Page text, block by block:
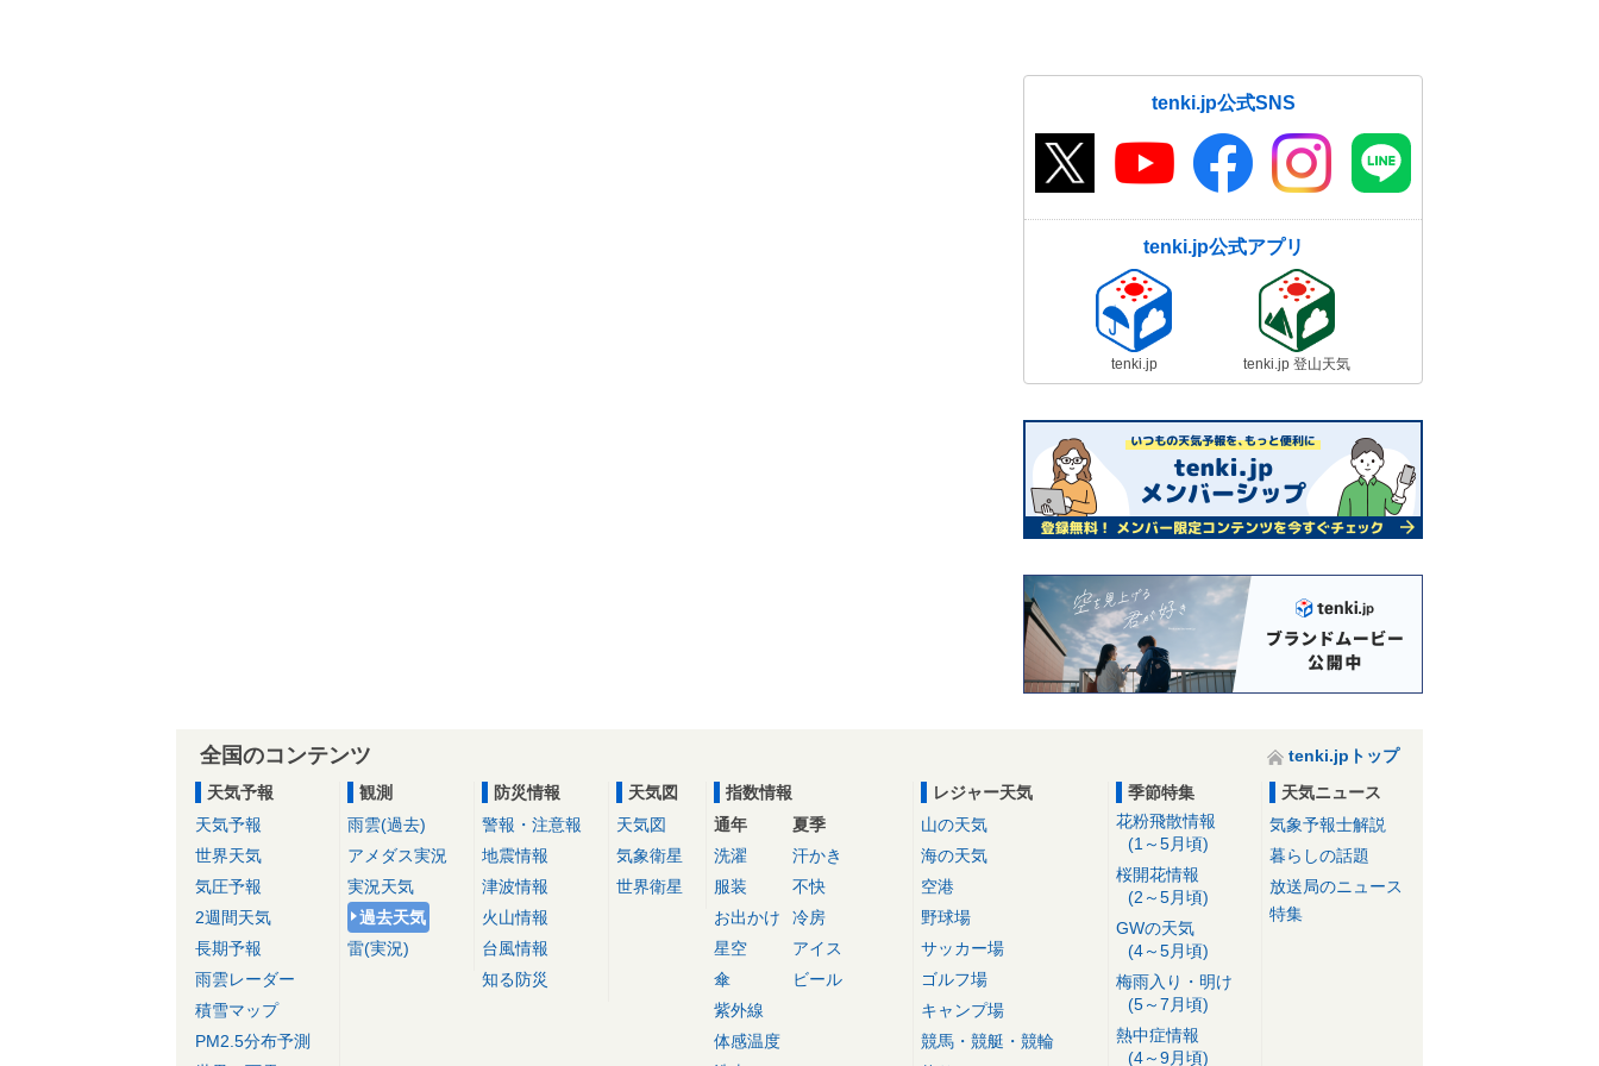
関東南部から九州 紅葉の見頃が続
く 12月1日も太平洋側中心に紅葉
01日06:00
tenki.jp公式SNS
tenki.jp公式アプリ
tenki.jp tenki.jp 登山天気
全国のコンテンツ
tenki.jpトップ
天気予報
天気予報
世界天気
気圧予報
2週間天気
長期予報
雨雲レーダー
積雪マップ
PM2.5分布予測
観測
雨雲(過去)
アメダス実況
実況天気
過去天気
雷(実況)
防災情報
警報・注意報
地震情報
津波情報
火山情報
台風情報
知る防災
天気図
天気図
気象衛星
世界衛星
指数情報
通年
洗濯
服装
お出かけ
星空
傘
紫外線
体感温度
夏季
汗かき
不快
冷房
アイス
ビール
レジャー天気
山の天気
海の天気
空港
野球場
サッカー場
ゴルフ場
キャンプ場
競馬・競艇・競輪
季節特集
花粉飛散情報
(1～5月頃)
桜開花情報
(2～5月頃)
GWの天気
(4～5月頃)
梅雨入り・明け
(5～7月頃)
熱中症情報
(4～9月頃)
天気ニュース
気象予報士解説
暮らしの話題
放送局のニュース
特集